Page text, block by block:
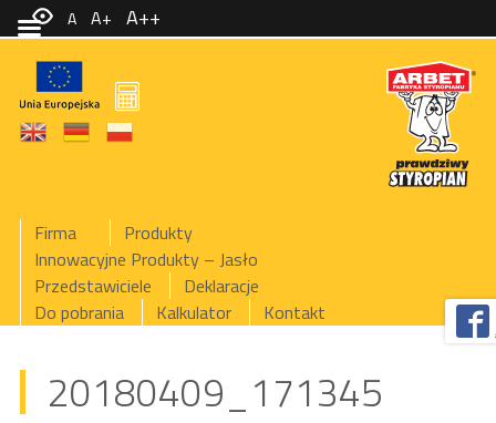
Firma
Produkty
Innowacyjne Produkty – Jasło
Przedstawiciele
Deklaracje
Do pobrania
Kalkulator Kontakt
20180409_171345
A A+ A++